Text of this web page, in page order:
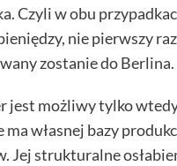
Czyli w obu
nie pierwszy
zostanie do Berlina.
jest możliwy tylko
ma własnej bazy
Jej strukturalne